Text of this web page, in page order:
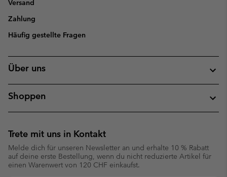
Versand
Zahlung
Häufig gestellte Fragen
Über uns
Shoppen
Trete mit uns in Kontakt
Melde dich für unseren Newsletter an und erhalte 10 % Rabatt
auf deine erste Bestellung, wenn du nicht reduzierte Artikel für
einen Warenwert von 120 CHF einkaufst.